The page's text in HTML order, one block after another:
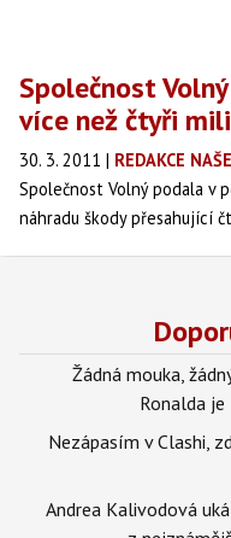
Společnost
více než čtyři
30. 3. 2011 | REDAKCE
Společnost Volný podala v
náhradu škody přesahující
Žádná mouka,
Ronalda
Nezápasím v Clashi,
Andrea Kalivodová